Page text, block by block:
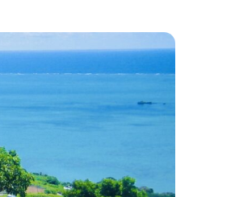
変わる！